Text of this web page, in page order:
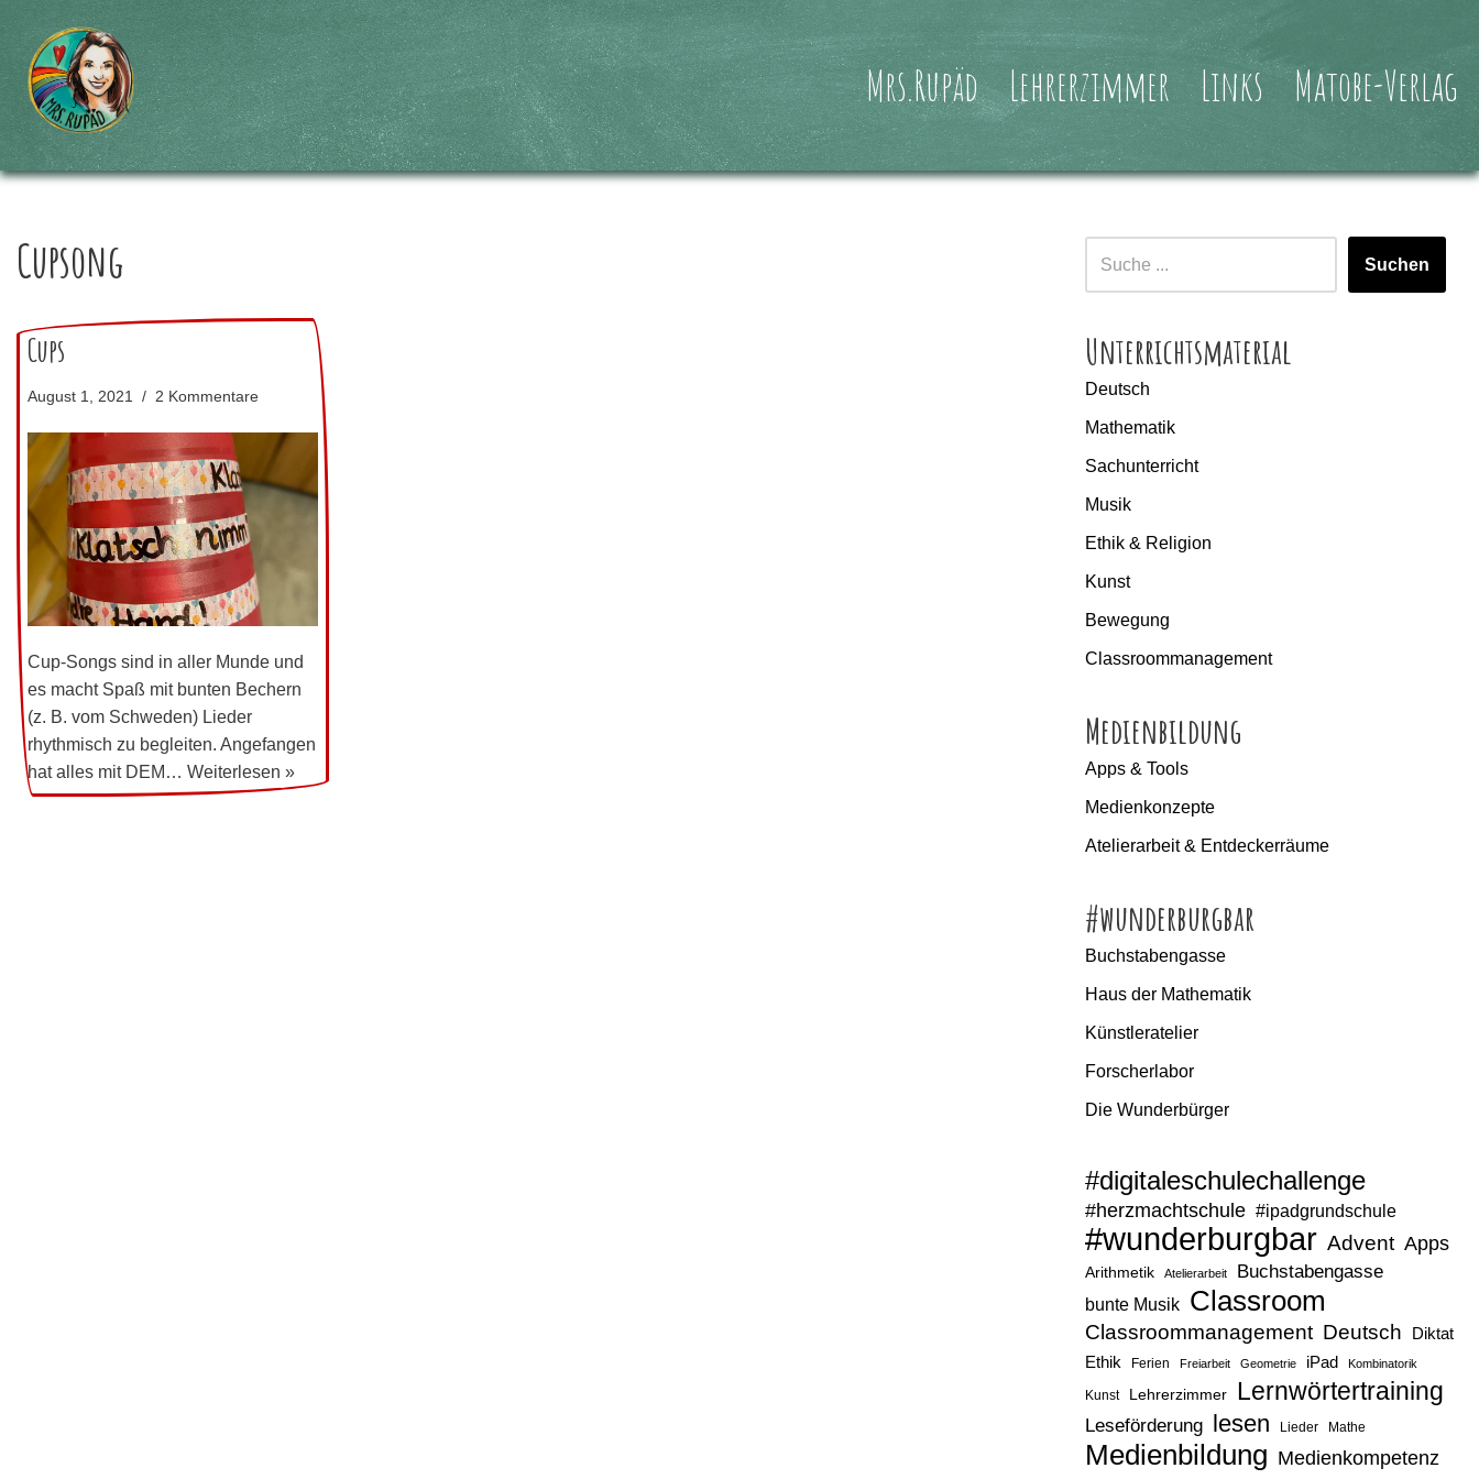
Zum
Inhalt
springen
Mrs.Rupäd Lehrerzimmer Links Matobe-Verlag
Cupsong
Cups
August 1, 2021 2 Kommentare
Cup-Songs sind in aller Munde und
es macht Spaß mit bunten Bechern
(z. B. vom Schweden) Lieder
rhythmisch zu begleiten. Angefangen
hat alles mit DEM… Weiterlesen »
Suchen
Unterrichtsmaterial
Deutsch
Mathematik
Sachunterricht
Musik
Ethik & Religion
Kunst
Bewegung
Classroommanagement
Medienbildung
Apps & Tools
Medienkonzepte
Atelierarbeit & Entdeckerräume
#wunderburgbar
Buchstabengasse
Haus der Mathematik
Künstleratelier
Forscherlabor
Die Wunderbürger
#digitaleschulechallenge
#herzmachtschule #ipadgrundschule
#wunderburgbar Advent Apps
Arithmetik Atelierarbeit Buchstabengasse
bunte Musik Classroom
Classroommanagement Deutsch
Diktat
Ethik
Ferien Freiarbeit Geometrie iPad Kombinatorik
Kunst Lehrerzimmer Lernwörtertraining
Leseförderung lesen Lieder Mathe
Medienbildung Medienkompetenz